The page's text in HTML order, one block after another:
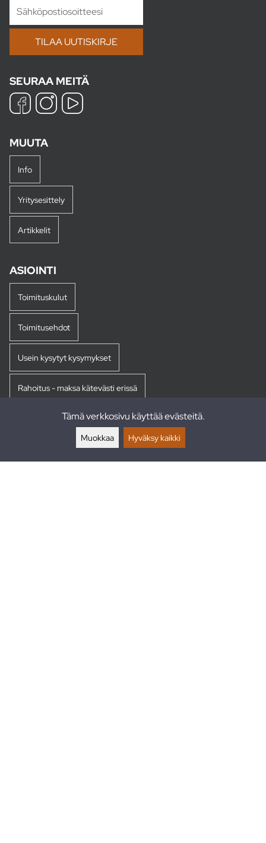
SEURAA MEITÄ
MUUTA
Info
Yritysesittely
Artikkelit
ASIOINTI
Toimituskulut
Toimitusehdot
Usein kysytyt kysymykset
Rahoitus - maksa kätevästi erissä
Tämä verkkosivu käyttää evästeitä.
Muokkaa Hyväksy kaikki